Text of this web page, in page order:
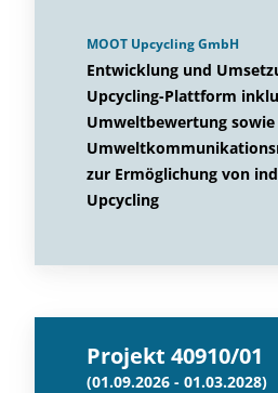
MOOT Upcycling GmbH
Entwicklung und
Upcycling-Plattform
Umweltbewertung sowie
zur Ermöglichung von
Upcycling
Projekt 40910/01
(01.09.2026 - 01.03.2028)